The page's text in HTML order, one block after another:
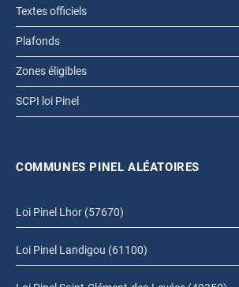
Textes officiels
Plafonds
Zones éligibles
SCPI loi Pinel
COMMUNES PINEL ALÉATOIRES
Loi Pinel Lhor (57670)
Loi Pinel Landigou (61100)